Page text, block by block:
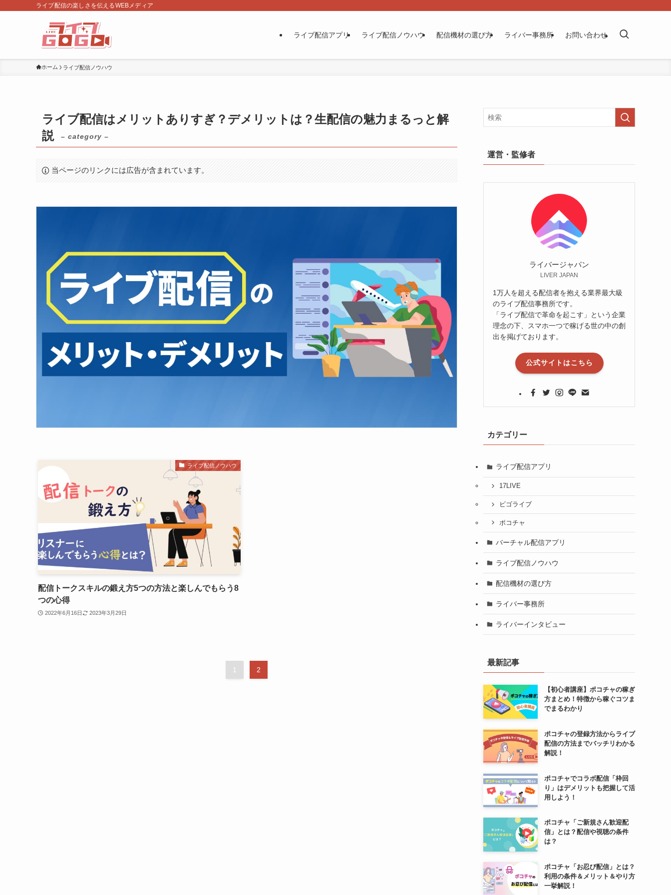
ライブ配信の楽しさを伝えるWEBメディア
ライブ配信アプリ ライブ配信ノウハウ 配信機材の選び方 ライバー事務所 お問い合わせ
ホーム ライブ配信ノウハウ
ライブ配信はメリットありすぎ？デメリットは？生配信の魅力まるっと解
説
– category –
当ページのリンクには広告が含まれています。
ライブ配信ノウハウ
配信トークスキルの鍛え方5つの方法と楽しんでもらう8
つの心得
2022年6月16日 2023年3月29日
1 2
運営・監修者
ライバージャパン
LIVER JAPAN
1万人を超える配信者を抱える業界最大級
のライブ配信事務所です。
「ライブ配信で革命を起こす」という企業
理念の下、スマホ一つで稼げる世の中の創
出を掲げております。
公式サイトはこちら
カテゴリー
ライブ配信アプリ
17LIVE
ビゴライブ
ポコチャ
バーチャル配信アプリ
ライブ配信ノウハウ
配信機材の選び方
ライバー事務所
ライバーインタビュー
最新記事
【初心者講座】ポコチャの稼ぎ
方まとめ！特徴から稼ぐコツま
でまるわかり
ポコチャの登録方法からライブ
配信の方法までバッチリわかる
解説！
ポコチャでコラボ配信「枠回
り」はデメリットも把握して活
用しよう！
ポコチャ「ご新規さん歓迎配
信」とは？配信や視聴の条件
は？
ポコチャ「お忍び配信」とは？
利用の条件＆メリット＆やり方
一挙解説！